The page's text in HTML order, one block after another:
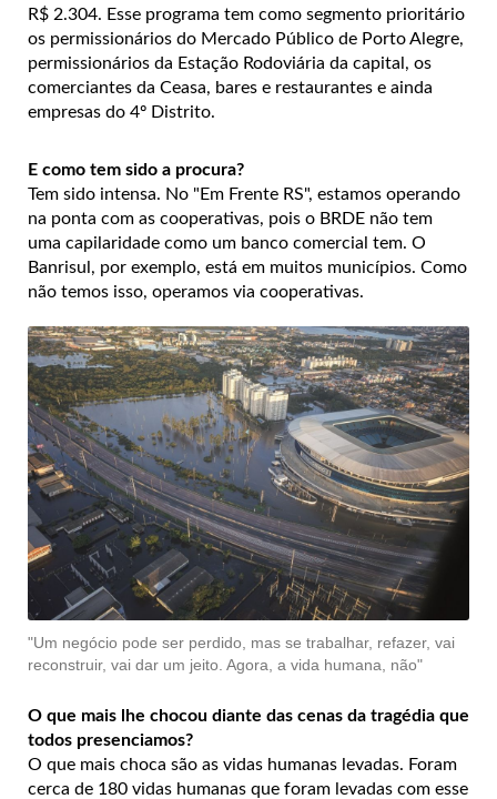
R$ 2.304. Esse programa tem como segmento prioritário
os permissionários do Mercado Público de Porto Alegre,
permissionários da Estação Rodoviária da capital, os
comerciantes da Ceasa, bares e restaurantes e ainda
empresas do 4º Distrito.
E como tem sido a procura?
Tem sido intensa. No "Em Frente RS", estamos operando
na ponta com as cooperativas, pois o BRDE não tem
uma capilaridade como um banco comercial tem. O
Banrisul, por exemplo, está em muitos municípios. Como
não temos isso, operamos via cooperativas.
"Um negócio pode ser perdido, mas se trabalhar, refazer, vai
reconstruir, vai dar um jeito. Agora, a vida humana, não"
O que mais lhe chocou diante das cenas da tragédia que
todos presenciamos?
O que mais choca são as vidas humanas levadas. Foram
cerca de 180 vidas humanas que foram levadas com esse